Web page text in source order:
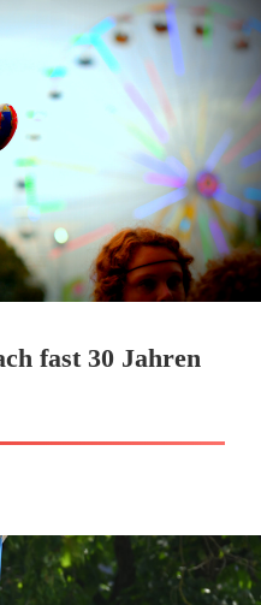
fast 30 Jahren